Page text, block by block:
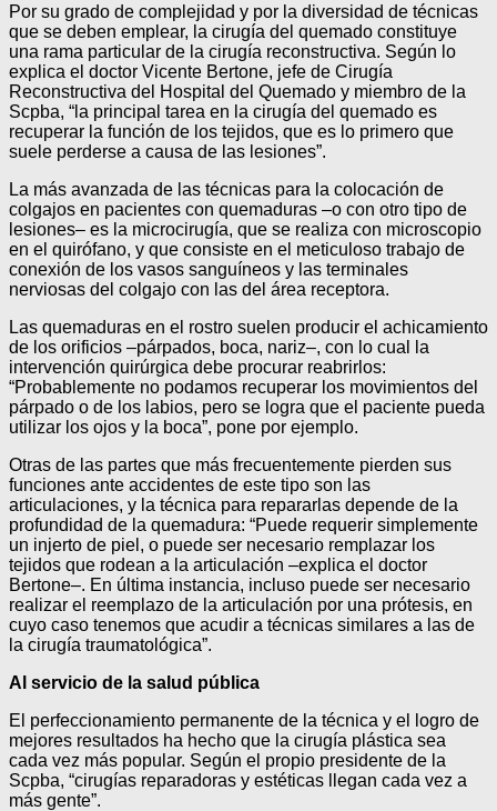
Por su grado de complejidad y por la diversidad de técnicas
que se deben emplear, la cirugía del quemado constituye
una rama particular de la cirugía reconstructiva. Según lo
explica el doctor Vicente Bertone, jefe de Cirugía
Reconstructiva del Hospital del Quemado y miembro de la
Scpba, “la principal tarea en la cirugía del quemado es
recuperar la función de los tejidos, que es lo primero que
suele perderse a causa de las lesiones”.
La más avanzada de las técnicas para la colocación de
colgajos en pacientes con quemaduras –o con otro tipo de
lesiones– es la microcirugía, que se realiza con microscopio
en el quirófano, y que consiste en el meticuloso trabajo de
conexión de los vasos sanguíneos y las terminales
nerviosas del colgajo con las del área receptora.
Las quemaduras en el rostro suelen producir el achicamiento
de los orificios –párpados, boca, nariz–, con lo cual la
intervención quirúrgica debe procurar reabrirlos:
“Probablemente no podamos recuperar los movimientos del
párpado o de los labios, pero se logra que el paciente pueda
utilizar los ojos y la boca”, pone por ejemplo.
Otras de las partes que más frecuentemente pierden sus
funciones ante accidentes de este tipo son las
articulaciones, y la técnica para repararlas depende de la
profundidad de la quemadura: “Puede requerir simplemente
un injerto de piel, o puede ser necesario remplazar los
tejidos que rodean a la articulación –explica el doctor
Bertone–. En última instancia, incluso puede ser necesario
realizar el reemplazo de la articulación por una prótesis, en
cuyo caso tenemos que acudir a técnicas similares a las de
la cirugía traumatológica”.
Al servicio de la salud pública
El perfeccionamiento permanente de la técnica y el logro de
mejores resultados ha hecho que la cirugía plástica sea
cada vez más popular. Según el propio presidente de la
Scpba, “cirugías reparadoras y estéticas llegan cada vez a
más gente”.